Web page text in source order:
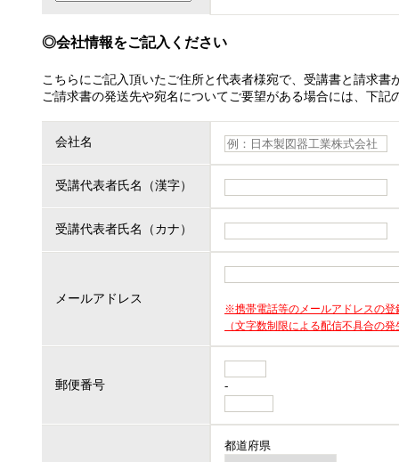
会社情報をご記入ください
こちらにご記入頂いたご住所と代表者様宛で、受講書と請求書
ご請求書の発送先や宛名についてご要望がある場合には、下記
会社名
受講代表者氏名（漢字）
受講代表者氏名（カナ）
メールアドレス
※携帯電話等のメールアドレスの登
（文字数制限による配信不具合の
郵便番号 -
都道府県